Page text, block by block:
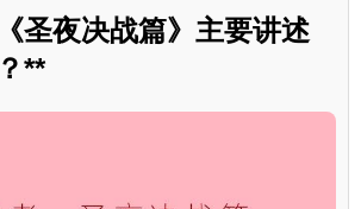
圣夜决战篇》主要讲述
**